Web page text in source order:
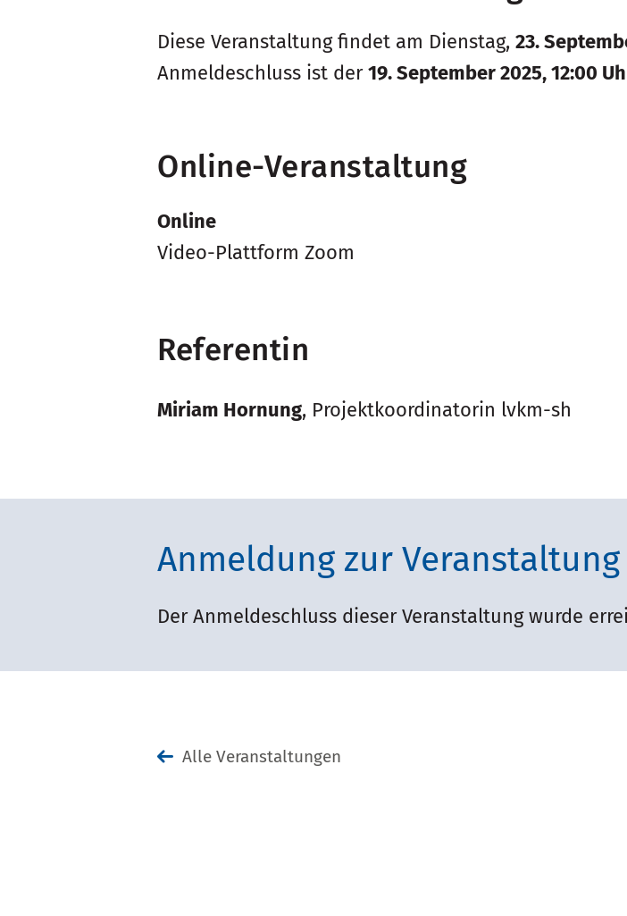
Diese Veranstaltung findet am Dienstag, 23.
Anmeldeschluss ist der19. September 2025, 12:00
Online-Veranstaltung
Online
Video-Plattform Zoom
Referentin
Miriam Hornung, Projektkoordinatorin lvkm-sh
Anmeldung zur Veranstaltung
Der Anmeldeschluss dieser Veranstaltung wurde
Alle Veranstaltungen